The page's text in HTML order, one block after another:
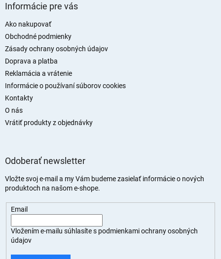
Informácie pre vás
Ako nakupovať
Obchodné podmienky
Zásady ochrany osobných údajov
Doprava a platba
Reklamácia a vrátenie
Informácie o používaní súborov cookies
Kontakty
O nás
Vrátiť produkty z objednávky
Odoberať newsletter
Vložte svoj e-mail a my Vám budeme zasielať informácie o nových
produktoch na našom e-shope.
Email
Vložením e-mailu súhlasíte s podmienkami ochrany osobných
údajov